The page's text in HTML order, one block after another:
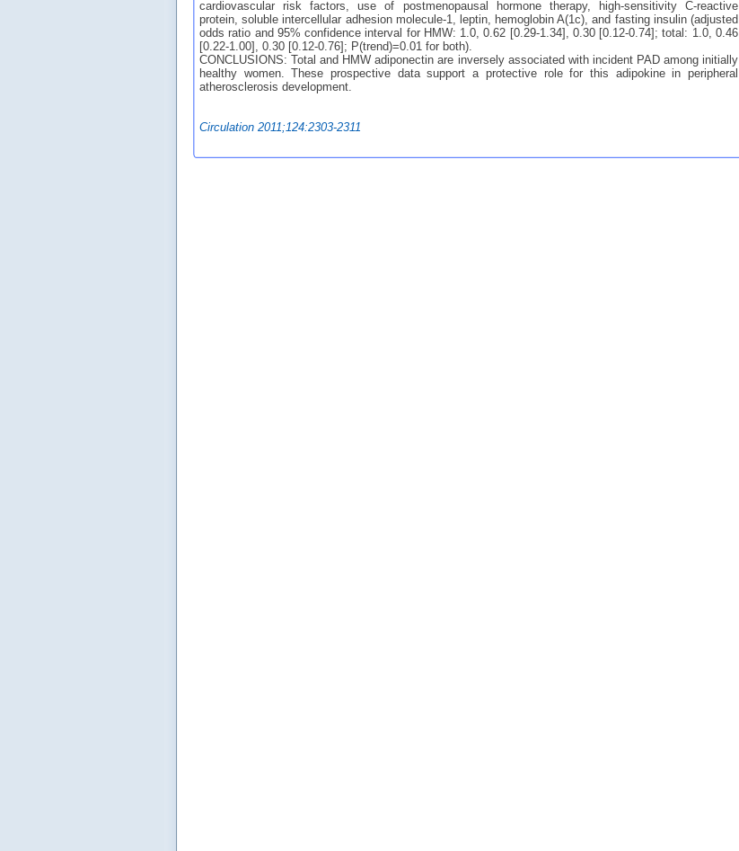
cardiovascular risk factors, use of postmenopausal hormone therapy, high-sensitivity C-reactive
protein, soluble intercellular adhesion molecule-1, leptin, hemoglobin A(1c), and fasting insulin (adjusted
odds ratio and 95% confidence interval for HMW: 1.0, 0.62 [0.29-1.34], 0.30 [0.12-0.74]; total: 1.0, 0.46
[0.22-1.00], 0.30 [0.12-0.76]; P(trend)=0.01 for both).
CONCLUSIONS: Total and HMW adiponectin are inversely associated with incident PAD among initially
healthy women. These prospective data support a protective role for this adipokine in peripheral
atherosclerosis development.
Circulation 2011;124:2303-2311